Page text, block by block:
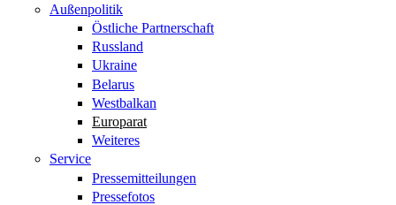
Außenpolitik
Östliche Partnerschaft
Russland
Ukraine
Belarus
Westbalkan
Europarat
Weiteres
Service
Pressemitteilungen
Pressefotos